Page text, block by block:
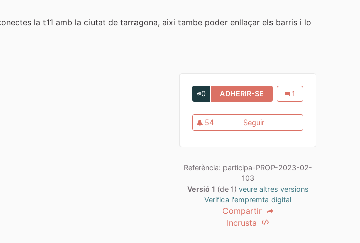
la t11 amb la ciutat de tarragona, aixi tambe poder enllaçar els barris i lo
0 ADHERIR-SE JUNTAR ELS BARRIS
Juntar els barris amb
1
54
54 seguidores
Seguir
Referència: participa-PROP-2023-02-
103
Versió 1 (de 1) veure altres versions
Verifica l'empremta digital
Compartir
Incrusta